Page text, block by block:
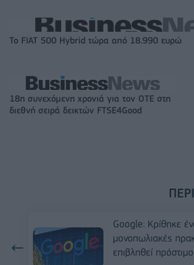
Το FIAT 500 Hybrid τώρα από 18.990 ευρώ
18η συνεχόμενη χρονιά για τον ΟΤΕ στη
διεθνή σειρά δεικτών FTSE4Good
Google: Κρίθηκε
μονοπωλιακές
επιβληθεί πρόστιμο